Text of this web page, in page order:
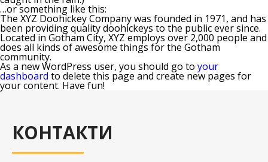
…or something like this:
The XYZ Doohickey Company was founded in 1971, and has
been providing quality doohickeys to the public ever since.
Located in Gotham City, XYZ employs over 2,000 people and
does all kinds of awesome things for the Gotham
community.
As a new WordPress user, you should go to your
dashboard to delete this page and create new pages for
your content. Have fun!
КОНТАКТИ